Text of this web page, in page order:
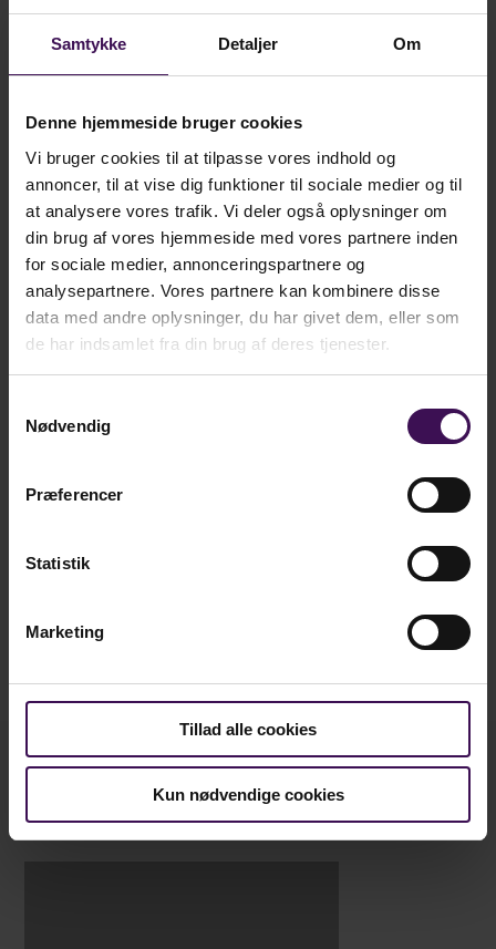
Samtykke Detaljer Om
Denne hjemmeside bruger cookies
Vi bruger cookies til at tilpasse vores indhold og
annoncer, til at vise dig funktioner til sociale medier og til
at analysere vores trafik. Vi deler også oplysninger om
din brug af vores hjemmeside med vores partnere inden
for sociale medier, annonceringspartnere og
analysepartnere. Vores partnere kan kombinere disse
data med andre oplysninger, du har givet dem, eller som
de har indsamlet fra din brug af deres tjenester.
Nødvendig
Præferencer
Statistik
Marketing
Tillad alle cookies
Kun nødvendige cookies
med base på Tversted Skole i Nordjylland. På det
kreative og grafiske værksted mødes han med andre
entusiaster omkring typografier, håndsats,
papirproduktion og kreative grafiske løsninger med brug
af traditionelle produktionsmaskiner. Således donerede
Dafolo i forbindelse med frasalget af den grafiske
produktion udstyr og maskiner til det grafiske værksted
på Tversted Skole.
Efter eget valg havde Allan sidste arbejdsdag i Dafolo i
den Kongelige Belønningsmedalje var en kærkommen
at der blev sat punktum for 40 flotte år præget af en
engagement.
Vil du vide mere?